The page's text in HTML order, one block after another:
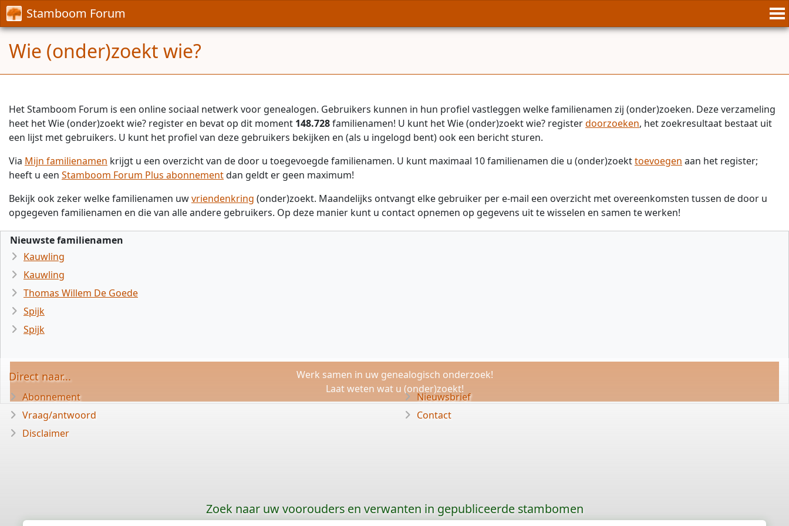
Stamboom Forum
Wie (onder)zoekt wie?
Het Stamboom Forum is een online sociaal netwerk voor genealogen. Gebruikers kunnen in hun profiel vastleggen welke familienamen zij (onder)zoeken. Deze verzameling
heet het Wie (onder)zoekt wie? register en bevat op dit moment 148.728familienamen! U kunt het Wie (onder)zoekt wie? registerdoorzoeken, het zoekresultaat bestaat uit
een lijst met gebruikers. U kunt het profiel van deze gebruikers bekijken en (als u ingelogd bent) ook een bericht sturen.
Via Mijn familienamen krijgt u een overzicht van de door u toegevoegde familienamen. U kunt maximaal 10 familienamen die u (onder)zoekttoevoegen aan het register;
heeft u een Stamboom Forum Plus abonnementdan geldt er geen maximum!
Bekijk ook zeker welke familienamen uwvriendenkring (onder)zoekt. Maandelijks ontvangt elke gebruiker per e-mail een overzicht met overeenkomsten tussen de door u
opgegeven familienamen en die van alle andere gebruikers. Op deze manier kunt u contact opnemen op gegevens uit te wisselen en samen te werken!
Nieuwste familienamen
Kauwling
Kauwling
Thomas Willem De Goede
Spijk
Spijk
Werk samen in uw genealogisch onderzoek!
Laat weten wat u (onder)zoekt!
Direct naar...
Abonnement
Vraag/antwoord
Disclaimer
Nieuwsbrief
Contact
Zoek naar uw voorouders en verwanten in gepubliceerde stambomen